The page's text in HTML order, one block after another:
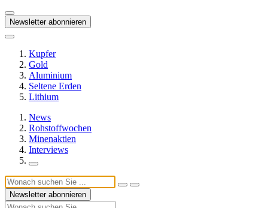
Newsletter abonnieren
Kupfer
Gold
Aluminium
Seltene Erden
Lithium
News
Rohstoffwochen
Minenaktien
Interviews
Newsletter abonnieren